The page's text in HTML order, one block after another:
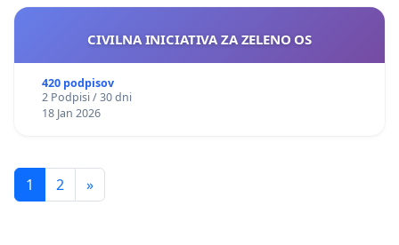
CIVILNA INICIATIVA ZA ZELENO OS
420 podpisov
2 Podpisi / 30 dni
18 Jan 2026
1 2 »